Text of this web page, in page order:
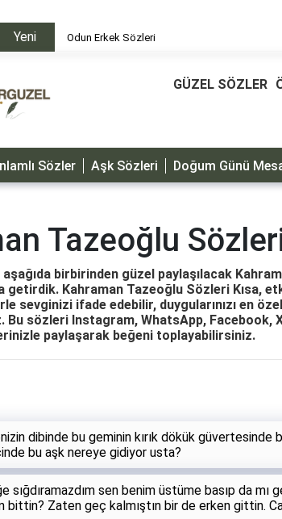
Yeni Odun Erkek Sözleri
GÜZEL SÖZLER
Sözler Aşk Sözleri Doğum Günü
Tazeoğlu
birbirinden güzel paylaşılacak
getirdik. Kahraman Tazeoğlu Sözleri Kısa,
sevginizi ifade edebilir, duygularınızı en
Bu sözleri Instagram, WhatsApp, Facebook,
paylaşarak beğeni toplayabilirsiniz.
dibinde bu geminin kırık dökük güvertesinde
bu aşk nereye gidiyor usta?
sığdıramazdım sen benim üstüme basıp da mı
bittin? Zaten geç kalmıştın bir de erken gittin.